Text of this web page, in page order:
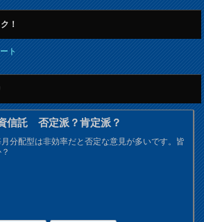
！
ト
信託 否定派？肯定派？
分配型は非効率だと否定な意見が多いです。皆